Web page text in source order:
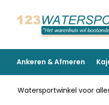
Ankeren & Afmeren
Watersportwinkel voor